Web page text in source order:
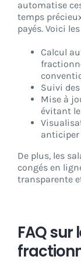
automatise
temps
payés. Voici
Calcul
Suivi
Mise à
évitant
anticiper
De plus, les
congés en
transparente
FAQ sur